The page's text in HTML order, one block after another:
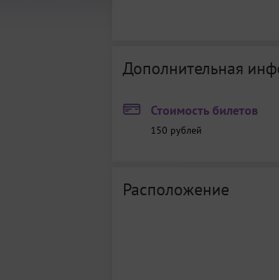
Дополнительная
Стоимость билетов
150 рублей
Расположение